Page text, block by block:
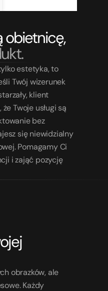
Klienci kupują obietnicę,
estetyka, to
Twój wizerunek
klient
Twoje usługi są
bez
się niewidzialny
Pomagamy Ci
i zająć pozycję
obrazków, ale
Każdy